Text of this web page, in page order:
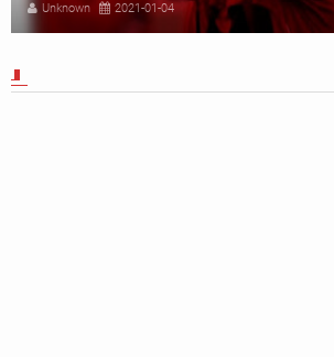
Unknown 2021-01-04